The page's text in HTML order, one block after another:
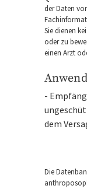
der Daten
Sie dienen
oder zu
einen Arzt
-
dem
Die